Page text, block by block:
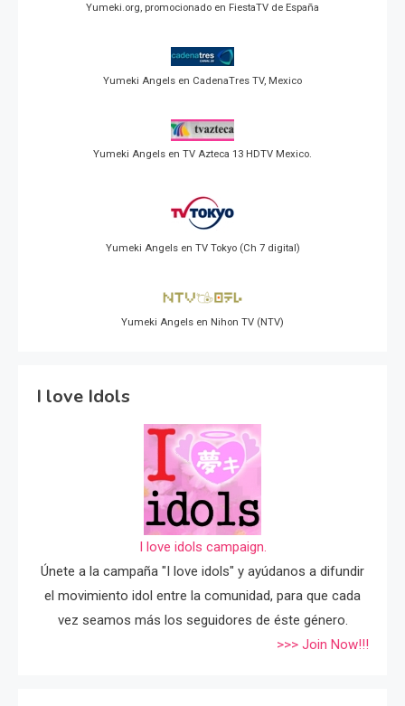
Yumeki.org, promocionado en FiestaTV de España
Yumeki Angels en CadenaTres TV, Mexico
Yumeki Angels en TV Azteca 13 HDTV Mexico.
Yumeki Angels en TV Tokyo (Ch 7 digital)
Yumeki Angels en Nihon TV (NTV)
I love Idols
I love idols campaign.
Únete a la campaña "I love idols" y ayúdanos a difundir
el movimiento idol entre la comunidad, para que cada
vez seamos más los seguidores de éste género.
>>> Join Now!!!